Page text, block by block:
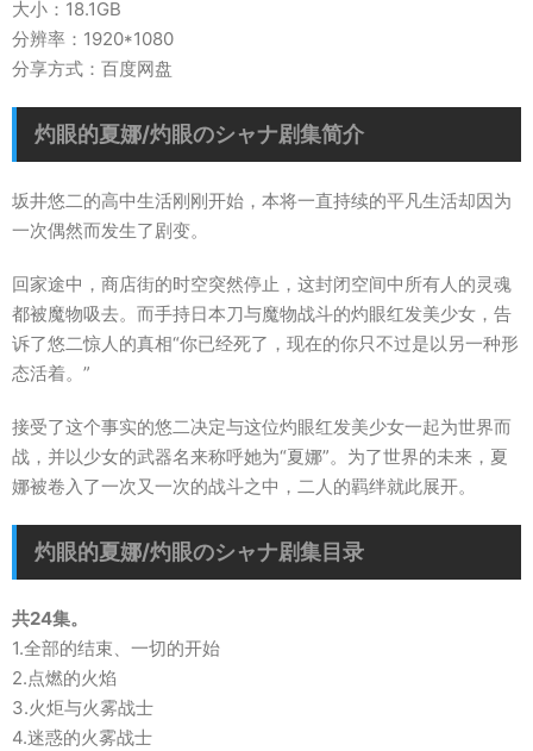
大小：18.1GB
分辨率：1920*1080
分享方式：百度网盘
灼眼的夏娜/灼眼のシャナ剧集简介
坂井悠二的高中生活刚刚开始，本将一直持续的平凡生活却因为
一次偶然而发生了剧变。
回家途中，商店街的时空突然停止，这封闭空间中所有人的灵魂
都被魔物吸去。而手持日本刀与魔物战斗的灼眼红发美少女，告
诉了悠二惊人的真相“你已经死了，现在的你只不过是以另一种形
态活着。”
接受了这个事实的悠二决定与这位灼眼红发美少女一起为世界而
战，并以少女的武器名来称呼她为“夏娜”。为了世界的未来，夏
娜被卷入了一次又一次的战斗之中，二人的羁绊就此展开。
灼眼的夏娜/灼眼のシャナ剧集目录
共24集。
1.全部的结束、一切的开始
2.点燃的火焰
3.火炬与火雾战士
4.迷惑的火雾战士